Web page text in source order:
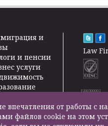
и
и пенсии
услуги
услуги
Law
F200500002
впечатления от работы с
файлов cookie на этом